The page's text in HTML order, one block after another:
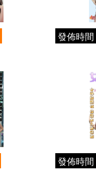
發佈時間
發佈時間